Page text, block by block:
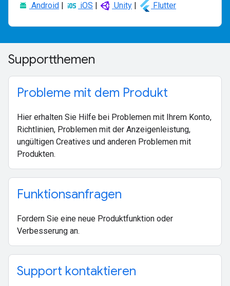
Android | iOS | Unity | Flutter
Supportthemen
Probleme mit dem Produkt
Hier erhalten Sie Hilfe bei Problemen mit Ihrem Konto,
Richtlinien, Problemen mit der Anzeigenleistung,
ungültigen Creatives und anderen Problemen mit
Produkten.
Funktionsanfragen
Fordern Sie eine neue Produktfunktion oder
Verbesserung an.
Support kontaktieren